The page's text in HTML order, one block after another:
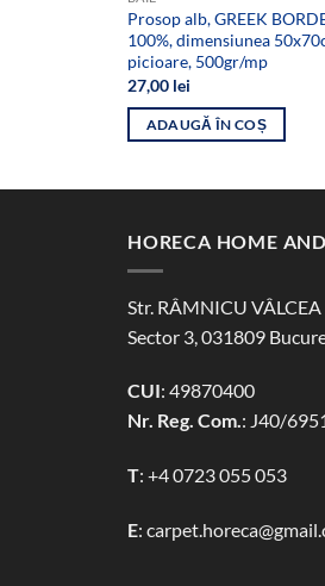
Prosop alb, GREEK
100%, dimensiunea
picioare, 500gr/mp
27,00 lei
ADAUGĂ ÎN COȘ
HORECA HOME
Str. RÂMNICU VÂLCEA
Sector 3, 031809
CUI: 49870400
Nr. Reg. Com.: J40/
T: +4 0723 055 053
E: